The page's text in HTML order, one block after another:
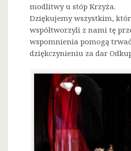
modlitwy u stóp Krzyża.
Dziękujemy wszystkim,
współtworzyli z nami tę
wspomnienia pomogą
dziękczynieniu za dar